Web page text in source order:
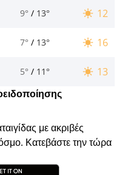
9° / 13° 12
7° / 13° 16
5° / 11°
13
με ακριβές
Κατεβάστε την τώρα